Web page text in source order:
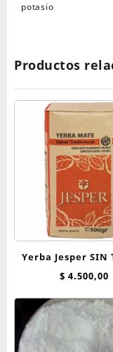
potasio
Productos
Yerba Jesper SIN
500 g
$ 4.500,00